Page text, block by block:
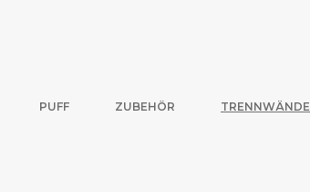
PUFF ZUBEHÖR TRENNWÄNDE